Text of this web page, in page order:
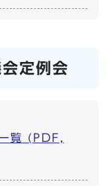
定例会
覧 (PDF,